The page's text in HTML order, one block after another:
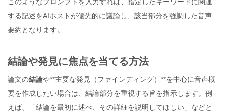
する記述をAIホストが優先的に議論し、該当部分を強調した音声
要約となります。
結論や発見に焦点を当てる方法
論文の結論や**主要な発見（ファインディング）**を中心に音声概
要を作成したい場合は、結論部分を重視する旨を指示します。例
えば、「結論を最初に述べ、その詳細を説明してほしい」などと